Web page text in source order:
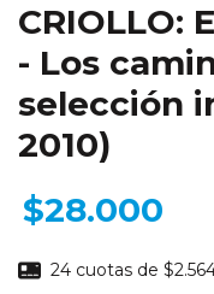
CRIOLLO:
- Los
selección
2010)
$28.000
24 cuotas de